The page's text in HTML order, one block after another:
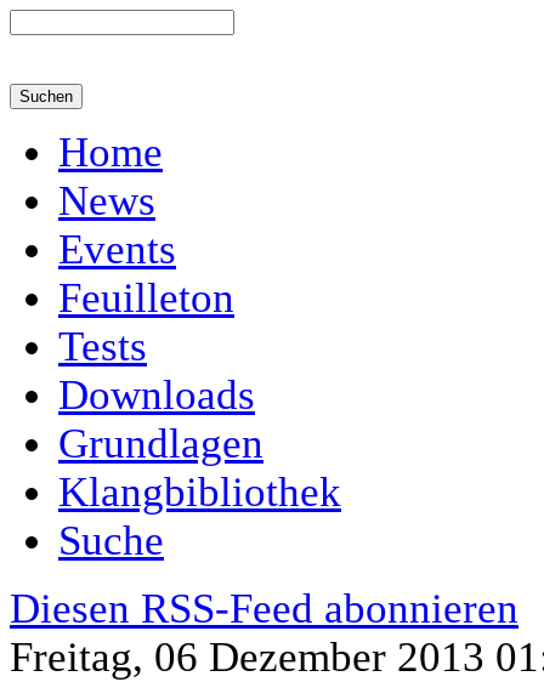
Home
News
Events
Feuilleton
Tests
Downloads
Grundlagen
Klangbibliothek
Suche
Diesen RSS-Feed abonnieren
Freitag, 06 Dezember 2013